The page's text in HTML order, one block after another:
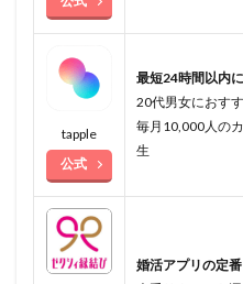
tapple
公式
最短24時間以内
20代男女におす
毎月10,000人の
生
婚活アプリの定番